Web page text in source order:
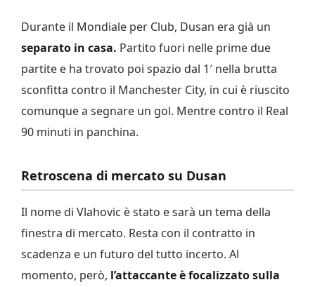
Durante il Mondiale per Club, Dusan era già un
separato in casa. Partito fuori nelle prime due
partite e ha trovato poi spazio dal 1′ nella brutta
sconfitta contro il Manchester City, in cui è riuscito
comunque a segnare un gol. Mentre contro il Real
90 minuti in panchina.
Retroscena di mercato su Dusan
Il nome di Vlahovic è stato e sarà un tema della
finestra di mercato. Resta con il contratto in
scadenza e un futuro del tutto incerto. Al
momento, però, l’attaccante è focalizzato sulla